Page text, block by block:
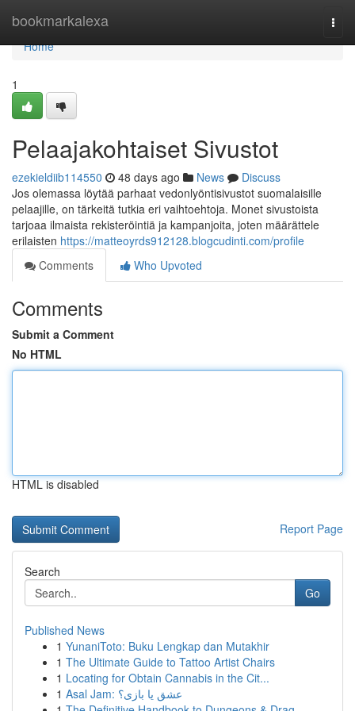
bookmarkalexa
Home
Home
1
Pelaajakohtaiset Sivustot
ezekieldiib114550 48 days ago News
Discuss
Jos olemassa löytää parhaat vedonlyöntisivustot suomalaisille
pelaajille, on tärkeitä tutkia eri vaihtoehtoja. Monet sivustoista
tarjoaa ilmaista rekisteröintiä ja kampanjoita, joten määrättele
erilaisten https://matteoyrds912128.blogcudinti.com/profile
Comments
Who Upvoted
Comments
Submit a Comment
No HTML
HTML is disabled
Report Page
Search
Go
Published News
1 YunaniToto: Buku Lengkap dan Mutakhir
1 The Ultimate Guide to Tattoo Artist Chairs
1 Locating for Obtain Cannabis in the Cit...
1
Asal Jam: عشق یا بازی؟